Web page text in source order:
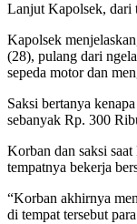
Lanjut Kapolsek, dari
Kapolsek
(28), pulang dari
sepeda motor dan
Saksi bertanya
sebanyak Rp. 300
Korban dan saksi
tempatnya bekerja
“Korban akhirnya
di tempat tersebut